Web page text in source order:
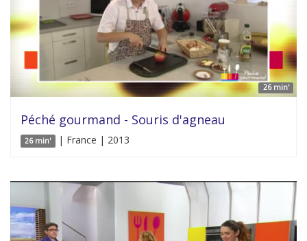
26 min'
Péché gourmand - Souris d'agneau
26 min' | France | 2013